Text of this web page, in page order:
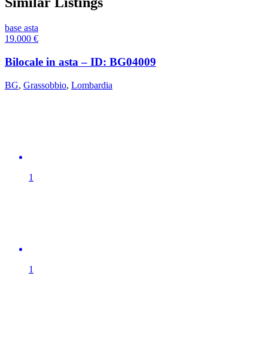
base asta
19.000 €
Bilocale in asta – ID: BG04009
BG, Grassobbio, Lombardia
1
1